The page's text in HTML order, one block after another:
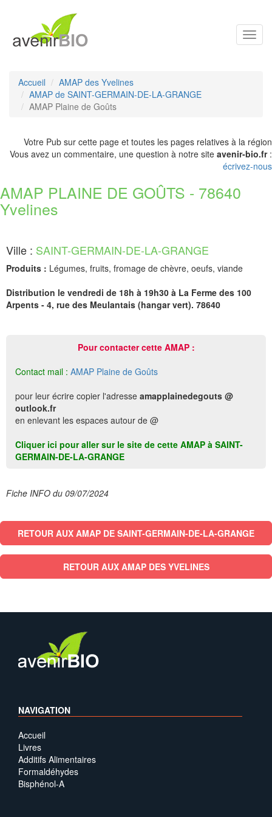
Accueil
AMAP des Yvelines
AMAP de SAINT-GERMAIN-DE-LA-GRANGE
AMAP Plaine de Goûts
Votre Pub sur cette page et toutes les pages relatives à la région
Vous avez un commentaire, une question à notre site avenir-bio.fr:
écrivez-nous
AMAP PLAINE DE GOÛTS - 78640
Yvelines
Ville : SAINT-GERMAIN-DE-LA-GRANGE
Produits : Légumes, fruits, fromage de chèvre, oeufs, viande
Distribution le vendredi de 18h à 19h30 à La Ferme des 100
Arpents - 4, rue des Meulantais (hangar vert). 78640
Pour contacter cette AMAP :
Contact mail : AMAP Plaine de Goûts
pour leur écrire copier l'adresse amapplainedegouts @
outlook.fr
en enlevant les espaces autour de @
Cliquer ici pour aller sur le site de cette AMAP à SAINT-
GERMAIN-DE-LA-GRANGE
Fiche INFO du 09/07/2024
RETOUR AUX AMAP DE SAINT-GERMAIN-DE-LA-GRANGE
RETOUR AUX AMAP DES YVELINES
NAVIGATION
Accueil
Livres
Additifs Alimentaires
Formaldéhydes
Bisphénol-A